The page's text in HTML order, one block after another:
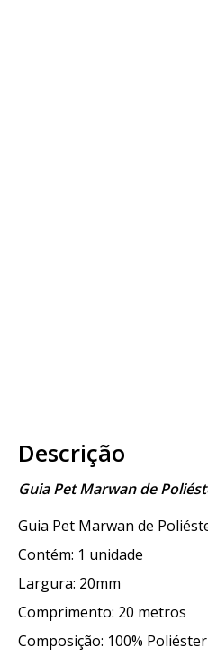
Descrição
Guia Pet Marwan de
Guia Pet Marwan de
Contém: 1 unidade
Largura: 20mm
Comprimento: 20 metros
Composição: 100% Poliéster